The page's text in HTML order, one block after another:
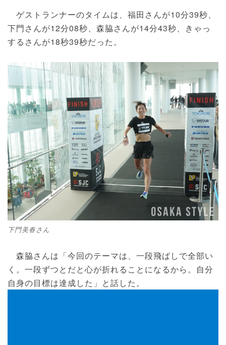
ゲストランナーのタイムは、福田さんが10分39秒、
下門さんが12分08秒、森脇さんが14分43秒、きゃっ
するさんが18秒39秒だった。
下門美春さん
森脇さんは「今回のテーマは、一段飛ばしで全部い
く。一段ずつとだと心が折れることになるから。自分
自身の目標は達成した」と話した。